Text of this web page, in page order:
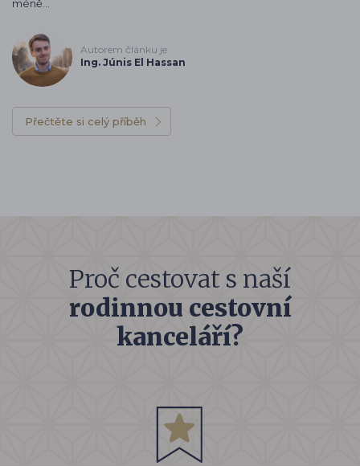
méně…
Autorem článku je
Ing. Júnis El Hassan
Přečtěte si celý příběh
Proč cestovat s naší
rodinnou cestovní
kanceláří?